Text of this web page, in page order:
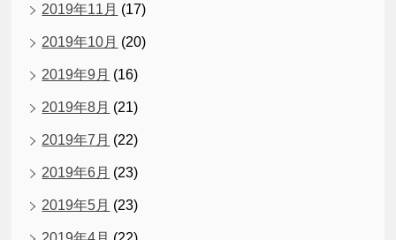
2019年11月 (17)
2019年10月 (20)
2019年9月 (16)
2019年8月 (21)
2019年7月 (22)
2019年6月 (23)
2019年5月 (23)